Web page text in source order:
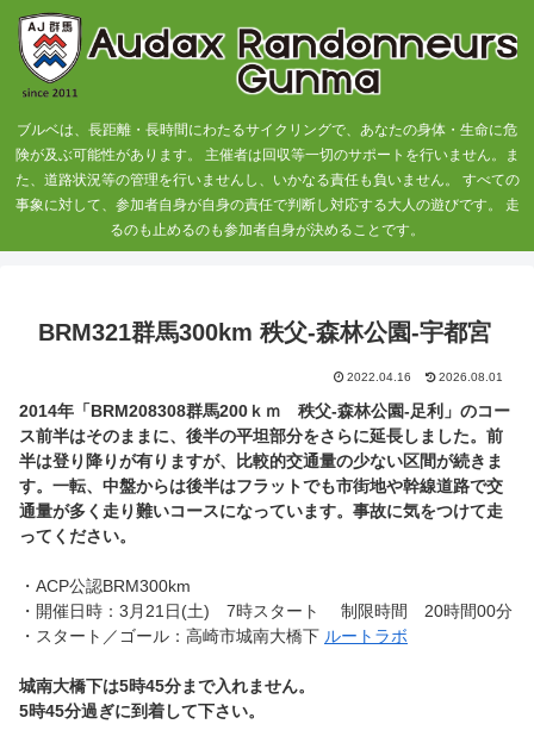
ブルベは、長距離・長時間にわたるサイクリングで、あなたの身体・生命に危
険が及ぶ可能性があります。 主催者は回収等一切のサポートを行いません。ま
た、道路状況等の管理を行いませんし、いかなる責任も負いません。 すべての
事象に対して、参加者自身が自身の責任で判断し対応する大人の遊びです。 走
るのも止めるのも参加者自身が決めることです。
BRM321群馬300km 秩父-森林公園-宇都宮
2022.04.16 2026.08.01
2014年「BRM208308群馬200ｋｍ 秩父-森林公園-足利」のコー
ス前半はそのままに、後半の平坦部分をさらに延長しました。前
半は登り降りが有りますが、比較的交通量の少ない区間が続きま
す。一転、中盤からは後半はフラットでも市街地や幹線道路で交
通量が多く走り難いコースになっています。事故に気をつけて走
ってください。
・ACP公認BRM300km
・開催日時：3月21日(土) 7時スタート 制限時間 20時間00分
・スタート／ゴール：高崎市城南大橋下 ルートラボ
城南大橋下は5時45分まで入れません。
5時45分過ぎに到着して下さい。